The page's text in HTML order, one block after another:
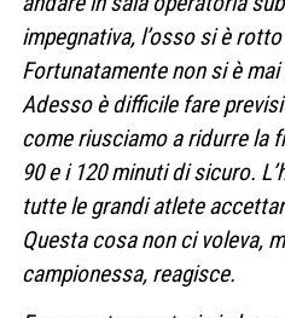
impegnativa, l’osso si è
Fortunatamente non si è
Adesso è difficile fare
come riusciamo a ridurre la
90 e i 120 minuti di sicuro.
tutte le grandi atlete
Questa cosa non ci voleva,
campionessa, reagisce.